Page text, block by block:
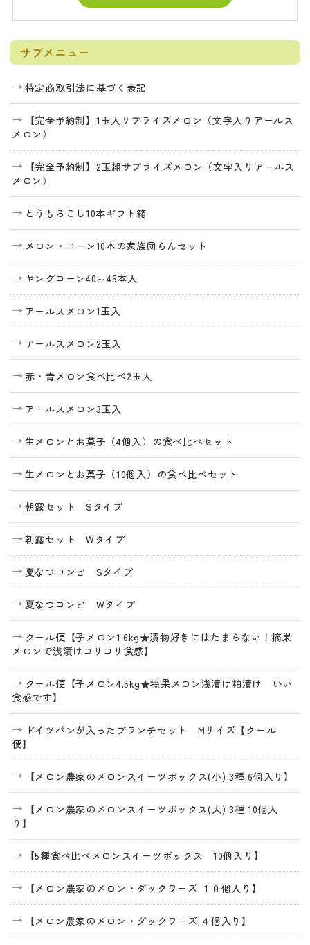
サブメニュー
特定商取引法に基づく表記
【完全予約制】1玉入サプライズメロン（文字入りアールス
メロン）
【完全予約制】2玉組サプライズメロン（文字入りアールス
メロン）
とうもろこし10本ギフト箱
メロン・コーン10本の家族団らんセット
ヤングコーン40～45本入
アールスメロン1玉入
アールスメロン2玉入
赤・青メロン食べ比べ2玉入
アールスメロン3玉入
生メロンとお菓子（4個入）の食べ比べセット
生メロンとお菓子（10個入）の食べ比べセット
朝露セット Sタイプ
朝露セット Wタイプ
夏なつコンビ Sタイプ
夏なつコンビ Wタイプ
クール便【子メロン1.6kg★漬物好きにはたまらない！摘果
メロンで浅漬けコリコリ食感】
クール便【子メロン4.5kg★摘果メロン浅漬け粕漬け いい
食感です】
ドイツパンが入ったブランチセット Mサイズ【クール
便】
【メロン農家のメロンスイーツボックス(小) 3種 6個入り】
【メロン農家のメロンスイーツボックス(大) 3種 10個入
り】
【5種食べ比べメロンスイーツボックス 10個入り】
【メロン農家のメロン・ダックワーズ １０個入り】
【メロン農家のメロン・ダックワーズ ４個入り】